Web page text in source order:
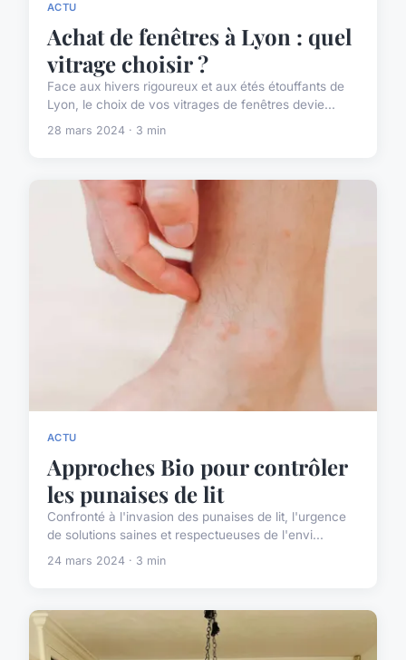
ACTU
Achat de fenêtres à Lyon : quel
vitrage choisir ?
Face aux hivers rigoureux et aux étés étouffants de
Lyon, le choix de vos vitrages de fenêtres devie...
28 mars 2024 · 3 min
ACTU
Approches Bio pour contrôler
les punaises de lit
Confronté à l'invasion des punaises de lit, l'urgence
de solutions saines et respectueuses de l'envi...
24 mars 2024 · 3 min